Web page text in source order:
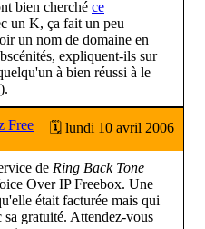
bien cherché ce
un K, ça fait un peu
un nom de domaine en
expliquent-ils sur
à bien réussi à le
).
Free 🗓 lundi 10 avril 2006
de Ring Back Tone
Over IP Freebox. Une
était facturée mais qui
gratuité. Attendez-vous